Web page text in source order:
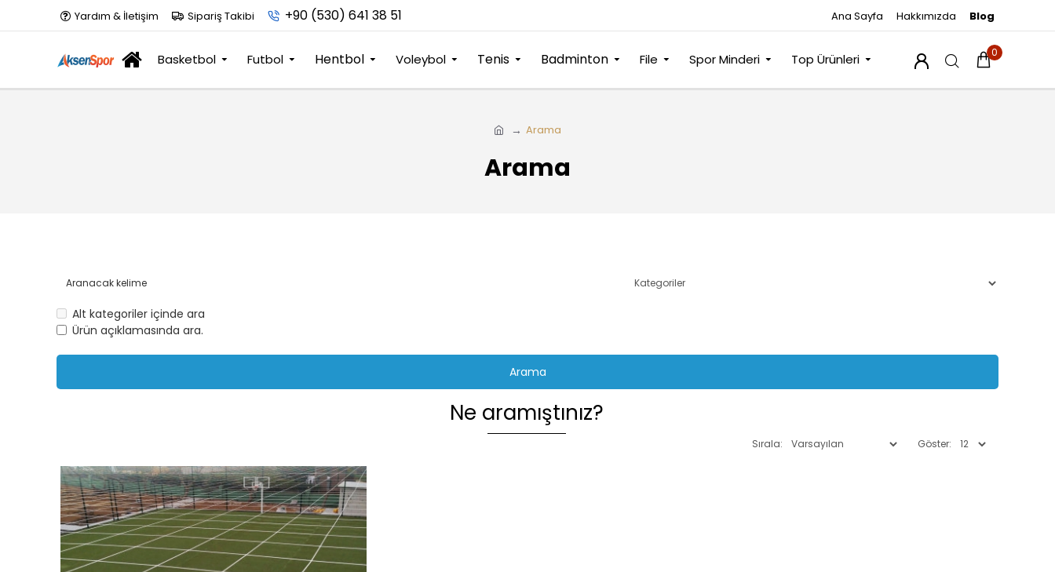
Yardım & İletişim Sipariş Takibi +90 (530) 641 38 51 Ana Sayfa Hakkımızda Blog
Basketbol Futbol Hentbol Voleybol Tenis Badminton File Spor Minderi Top Ürünleri 0
Arama
Arama
Alt kategoriler içinde ara
Ürün açıklamasında ara.
Arama
Ne aramıştınız?
Sırala: Göster: